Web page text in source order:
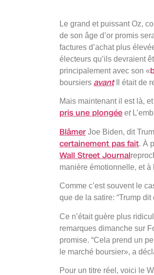
Le grand et puissant Oz,
de son âge d’or promis
factures d’achat plus
électeurs qu’ils devraient
principalement avec son «
boursiers avantIl était de
Mais maintenant il est là,
pris une plongée et
Blâmer Joe Biden, dit
certainement pas fait. À
Wall Street Journal
manière émotionnelle, et à
Comme c’est souvent le
que de la satire: “Trump
Ce n’était guère plus
remarques dimanche sur
promise. “Cela prend un
le marché boursier», a
Pour un titre réel, voici le